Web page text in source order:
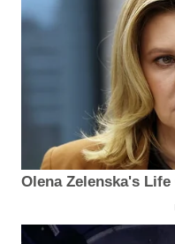
Olena Zelenska's